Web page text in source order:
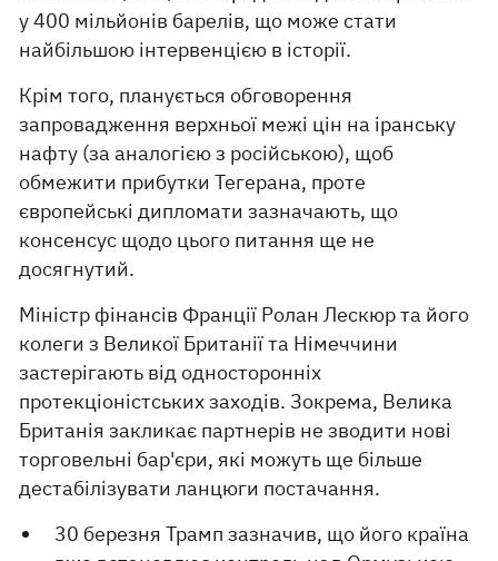
у 400 мільйонів барелів, що може стати
найбільшою інтервенцією в історії.
Крім того, планується обговорення
запровадження верхньої межі цін на іранську
нафту (за аналогією з російською), щоб
обмежити прибутки Тегерана, проте
європейські дипломати зазначають, що
консенсус щодо цього питання ще не
досягнутий.
Міністр фінансів Франції Ролан Лескюр та його
колеги з Великої Британії та Німеччини
застерігають від односторонніх
протекціоністських заходів. Зокрема, Велика
Британія закликає партнерів не зводити нові
торговельні бар'єри, які можуть ще більше
дестабілізувати ланцюги постачання.
30 березня Трамп зазначив, що його країна